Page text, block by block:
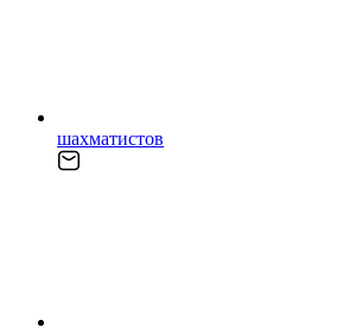
шахматистов